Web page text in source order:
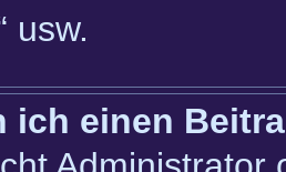
usw.
ich einen